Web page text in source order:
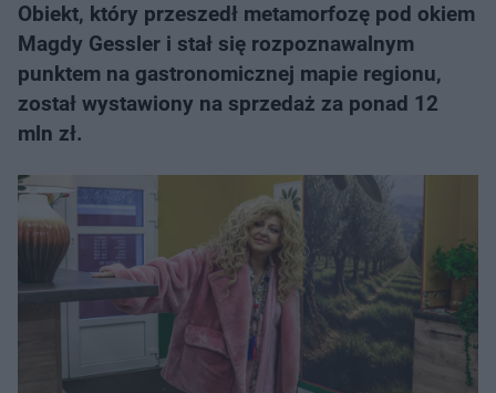
Obiekt, który przeszedł metamorfozę pod okiem
Magdy Gessler i stał się rozpoznawalnym
punktem na gastronomicznej mapie regionu,
został wystawiony na sprzedaż za ponad 12
mln zł.